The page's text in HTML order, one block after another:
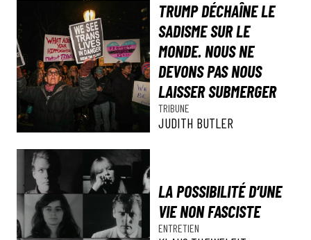
TRUMP DÉCHAÎNE LE
SADISME SUR LE
MONDE. NOUS NE
DEVONS PAS NOUS
LAISSER SUBMERGER
TRIBUNE
JUDITH BUTLER
LA POSSIBILITÉ D’UNE
VIE NON FASCISTE
ENTRETIEN